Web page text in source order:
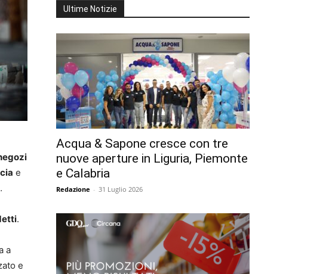
e
.
a
e
Ultime Notizie
Acqua & Sapone cresce con tre
nuove aperture in Liguria, Piemonte
e Calabria
Redazione - 31 Luglio 2026